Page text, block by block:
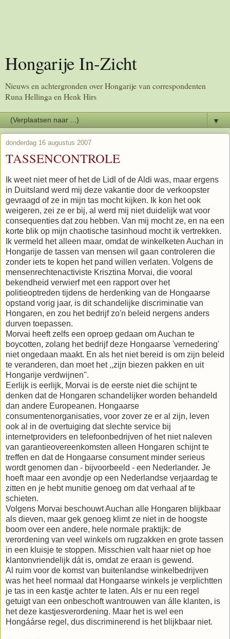
Hongarije In-Zicht
Nieuws en achtergronden over Hongarije van correspondenten
Runa Hellinga en Henk Hirs
▼
donderdag 16 augustus 2007
TASSENCONTROLE
Ik weet niet meer of het de Lidl of de Aldi was, maar ergens
in Duitsland werd mij deze vakantie door de verkoopster
gevraagd of ze in mijn tas mocht kijken. Ik kon het ook
weigeren, zei ze er bij, al werd mij niet duidelijk wat voor
consequenties dat zou hebben. Van mij mocht ze, en na een
korte blik op mijn chaotische tasinhoud mocht ik vertrekken.
Ik vermeld het alleen maar, omdat de winkelketen Auchan in
Hongarije de tassen van mensen wil gaan controleren die
zonder iets te kopen het pand willen verlaten. Volgens de
mensenrechtenactiviste Krisztina Morvai, die vooral
bekendheid verwierf met een rapport over het
politieoptreden tijdens de herdenking van de Hongaarse
opstand vorig jaar, is dit schandelijke discriminatie van
Hongaren, en zou het bedrijf zo'n beleid nergens anders
durven toepassen.
Morvai heeft zelfs een oproep gedaan om Auchan te
boycotten, zolang het bedrijf deze Hongaarse 'vernedering'
niet ongedaan maakt. En als het niet bereid is om zijn beleid
te veranderen, dan moet het ,,zijn biezen pakken en uit
Hongarije verdwijnen''.
Eerlijk is eerlijk, Morvai is de eerste niet die schijnt te
denken dat de Hongaren schandelijker worden behandeld
dan andere Europeanen. Hongaarse
consumentenorganisaties, voor zover ze er al zijn, leven
ook al in de overtuiging dat slechte service bij
internetproviders en telefoonbedrijven of het niet naleven
van garantieovereenkomsten alleen Hongaren schijnt te
treffen en dat de Hongaarse consument minder serieus
wordt genomen dan - bijvoorbeeld - een Nederlander. Je
hoeft maar een avondje op een Nederlandse verjaardag te
zitten en je hebt munitie genoeg om dat verhaal af te
schieten.
Volgens Morvai beschouwt Auchan alle Hongaren blijkbaar
als dieven, maar gek genoeg klimt ze niet in de hoogste
boom over een andere, hele normale praktijk: de
verordening van veel winkels om rugzakken en grote tassen
in een kluisje te stoppen. Misschien valt haar niet op hoe
klantonvriendelijk dát is, omdat ze eraan is gewend.
Al ruim voor de komst van buitenlandse winkelbedrijven
was het heel normaal dat Hongaarse winkels je verplichtten
je tas in een kastje achter te laten. Als er nu een regel
getuigt van een onbeschoft wantrouwen van álle klanten, is
het deze kastjesverordening. Maar het is wel een
Hongáárse regel, dus discriminerend is het blijkbaar niet.